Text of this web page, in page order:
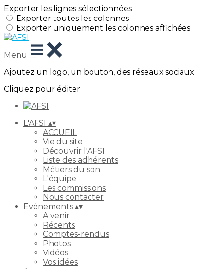
Exporter les lignes sélectionnées
Exporter toutes les colonnes
Exporter uniquement les colonnes affichées
Menu
Ajoutez un logo, un bouton, des réseaux sociaux
Cliquez pour éditer
L'AFSI ▴▾
ACCUEIL
Vie du site
Découvrir l'AFSI
Liste des adhérents
Métiers du son
L'équipe
Les commissions
Nous contacter
Evénements ▴▾
A venir
Récents
Comptes-rendus
Photos
Vidéos
Vos idées